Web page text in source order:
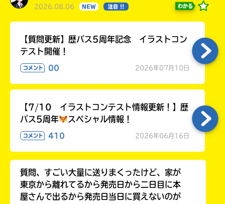
2026.08.06 NEW 注目 !! わかる
【質問更新】歴バス5周年記念 イラストコン
テスト開催！
コメント 00 2026年07月10日
【7/10 イラストコンテスト情報更新！】歴
バス5周年
スペシャル情報！
コメント 410 2026年06月16日
質問、すごい大量に送りまくったけど、家が
東京から離れてるから発売日から二日目に本
屋さんで出るから発売日当日に買えないのが